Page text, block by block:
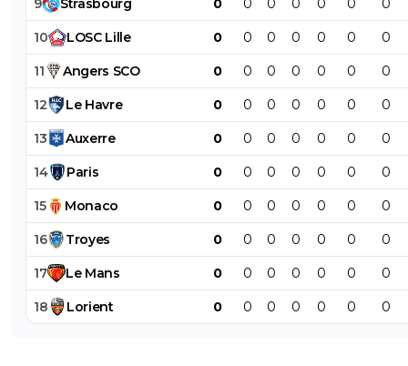
10 LOSC Lille 0 0 0 0 0 0 0
11 Angers SCO 0 0 0 0 0 0 0
12 Le Havre 0 0 0 0 0 0 0
13 Auxerre 0 0 0 0 0 0 0
14 Paris 0 0 0 0 0 0 0
15 Monaco 0 0 0 0 0 0 0
16 Troyes 0 0 0 0 0 0 0
17 Le Mans 0 0 0 0 0 0 0
18 Lorient 0 0 0 0 0 0 0